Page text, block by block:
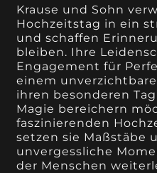
Krause und Sohn
Hochzeitstag in ein
und schaffen
bleiben. Ihre
Engagement für
einem
ihren besonderen
Magie bereichern
faszinierenden
setzen sie Maßstäbe
unvergessliche
der Menschen